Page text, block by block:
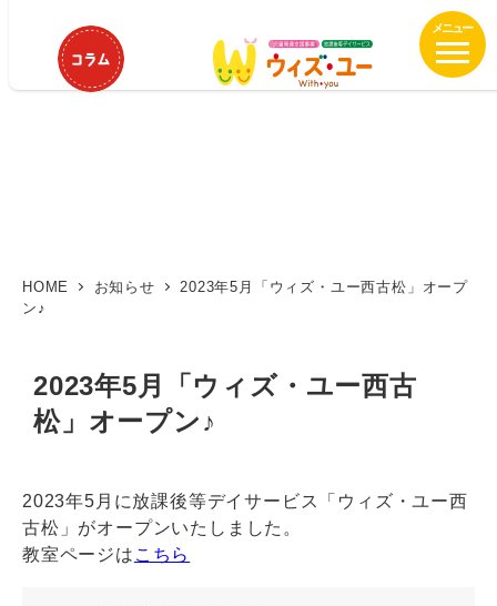
動HOME お知らせ
2023年5月「ウィズ・ユー西古松」オープ
ン♪
2023年5月「ウィズ・ユー西古
松」オープン♪
2023年5月に放課後等デイサービス「ウィズ・ユー西
古松」がオープンいたしました。
教室ページは こちら